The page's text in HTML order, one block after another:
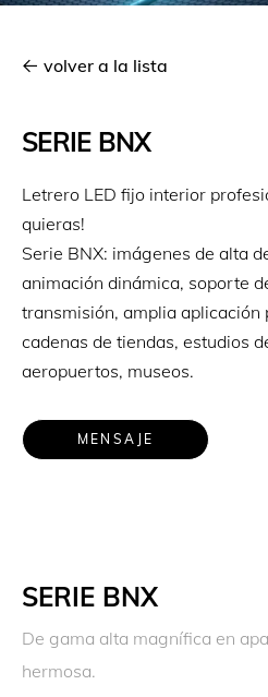
volver a la lista
SERIE BNX
Letrero LED fijo interior
quieras!
Serie BNX: imágenes de alta
animación dinámica, soporte
transmisión, amplia aplicación
cadenas de tiendas, estudios
aeropuertos, museos.
MENSAJE
SERIE BNX
De gama alta magnífica en
hermosa.